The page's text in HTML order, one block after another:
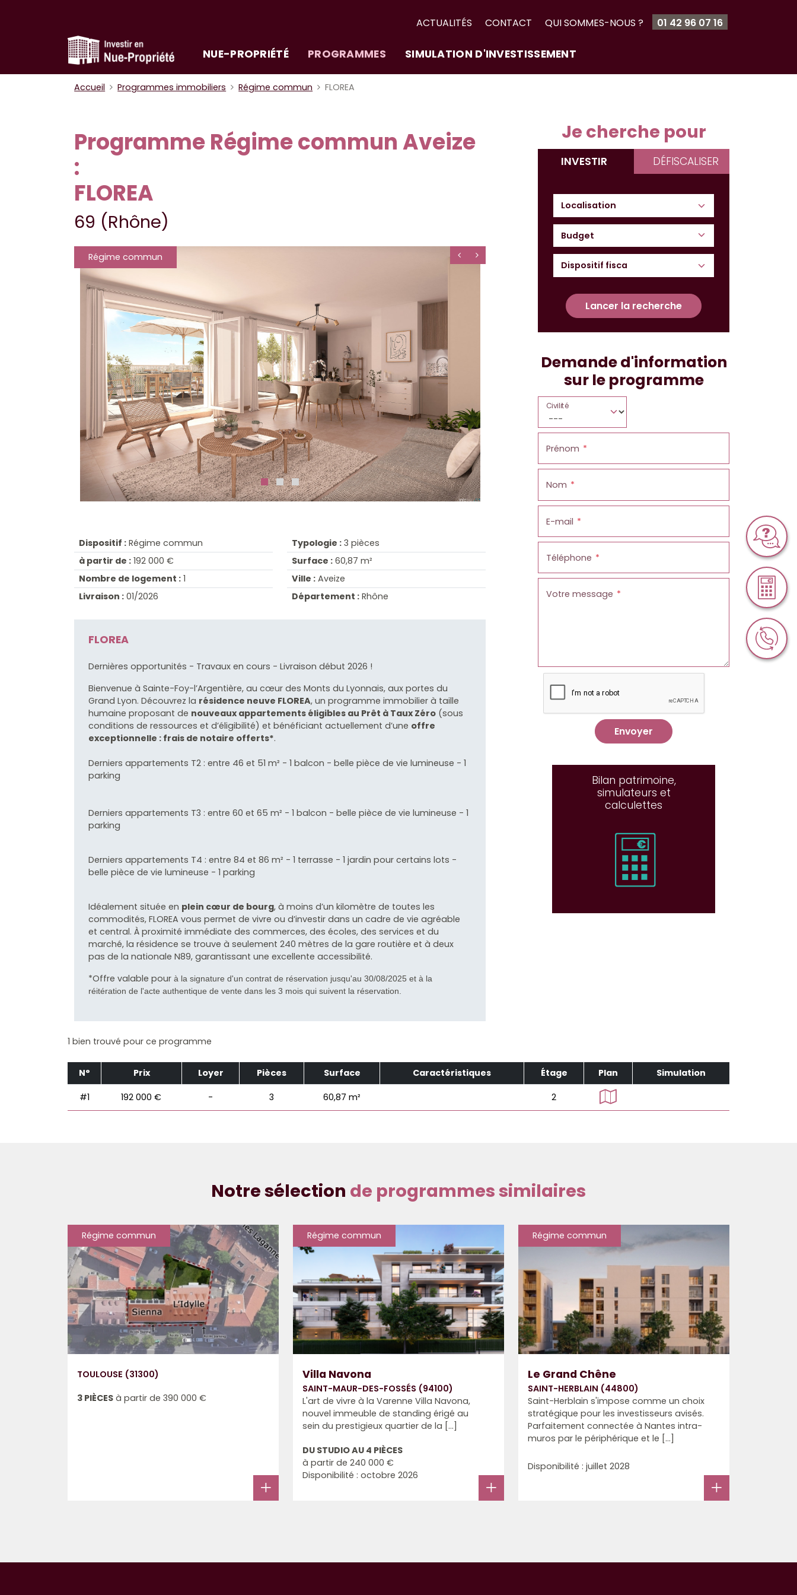
ACTUALITÉS CONTACT QUI SOMMES-NOUS ? 01 42 96 07 16
NUE-PROPRIÉTÉ PROGRAMMES SIMULATION D'INVESTISSEMENT
Accueil Programmes immobiliers Régime commun FLOREA
Programme Régime commun Aveize
:
FLOREA
69 (Rhône)
Régime commun
Dispositif : Régime commun
à partir de : 192 000 €
Nombre de logement : 1
Livraison : 01/2026
Typologie : 3 pièces
Surface : 60,87 m²
Ville : Aveize
Département : Rhône
FLOREA
Dernières opportunités - Travaux en cours - Livraison début 2026 !
Bienvenue à Sainte-Foy-l’Argentière, au cœur des Monts du Lyonnais, aux portes du
Grand Lyon. Découvrez la résidence neuve FLOREA, un programme immobilier à taille
humaine proposant de nouveaux appartements éligibles au Prêt à Taux Zéro (sous
conditions de ressources et d’éligibilité) et bénéficiant actuellement d’une offre
exceptionnelle : frais de notaire offerts*.
Derniers appartements T2 : entre 46 et 51 m² - 1 balcon - belle pièce de vie lumineuse - 1
parking
Derniers appartements T3 : entre 60 et 65 m² - 1 balcon - belle pièce de vie lumineuse - 1
parking
Derniers appartements T4 : entre 84 et 86 m² - 1 terrasse - 1 jardin pour certains lots -
belle pièce de vie lumineuse - 1 parking
Idéalement située en plein cœur de bourg, à moins d’un kilomètre de toutes les
commodités, FLOREA vous permet de vivre ou d’investir dans un cadre de vie agréable
et central. À proximité immédiate des commerces, des écoles, des services et du
marché, la résidence se trouve à seulement 240 mètres de la gare routière et à deux
pas de la nationale N89, garantissant une excellente accessibilité.
*Offre valable pour à la signature d'un contrat de réservation jusqu'au 30/08/2025 et à la
réitération de l'acte authentique de vente dans les 3 mois qui suivent la réservation.
Je cherche pour
INVESTIR DÉFISCALISER
Budget
Lancer la recherche
Demande d'information
sur le programme
Civilité
Prénom
Nom
E-mail
Téléphone
Votre message
Envoyer
Bilan patrimoine,
simulateurs et
calculettes
1 bien trouvé pour ce programme
N° Prix Loyer Pièces Surface Caractéristiques Étage Plan Simulation
#1 192 000 € - 3 60,87 m² 2
Notre sélection de programmes similaires
Régime commun
TOULOUSE (31300)
3 PIÈCES à partir de 390 000 €
Régime commun
Villa Navona
SAINT-MAUR-DES-FOSSÉS (94100)
L'art de vivre à la Varenne Villa Navona,
nouvel immeuble de standing érigé au
sein du prestigieux quartier de la [...]
DU STUDIO AU 4 PIÈCES
à partir de 240 000 €
Disponibilité : octobre 2026
Régime commun
Le Grand Chêne
SAINT-HERBLAIN (44800)
Saint-Herblain s'impose comme un choix
stratégique pour les investisseurs avisés.
Parfaitement connectée à Nantes intra-
muros par le périphérique et le [...]
Disponibilité : juillet 2028